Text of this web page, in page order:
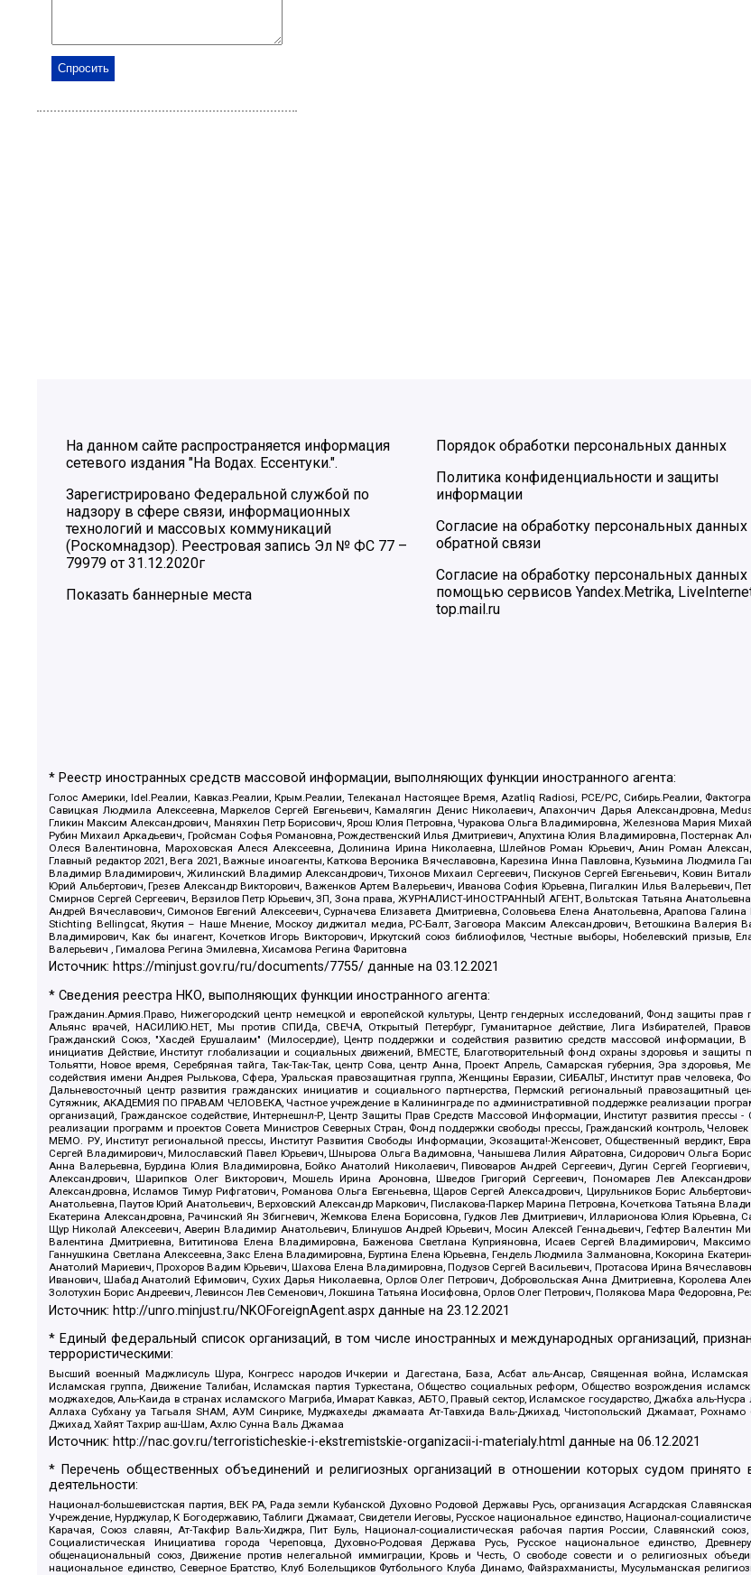
На данном сайте распространяется информация
сетевого издания "На Водах. Ессентуки.".
Зарегистрировано Федеральной службой по
надзору в сфере связи, информационных
технологий и массовых коммуникаций
(Роскомнадзор). Реестровая запись Эл № ФС 77 –
79979 от 31.12.2020г
Показать баннерные места
Порядок обработки персональных данных
Политика конфиденциальности и защиты
информации
Согласие на обработку персональных данных
обратной связи
Согласие на обработку персональных данных
помощью сервисов Yandex.Metrika,
top.mail.ru
* Реестр иностранных средств массовой информации, выполняющих функции иностранного агента:
Голос Америки, Idel.Реалии, Кавказ.Реалии, Крым.Реалии, Телеканал Настоящее Время, Azatliq Radiosi, PCE/PC, Сибирь.Реалии,
Савицкая Людмила Алексеевна, Маркелов Сергей Евгеньевич, Камалягин Денис Николаевич, Апахончич Дарья Александровна,
Гликин Максим Александрович, Маняхин Петр Борисович, Ярош Юлия Петровна, Чуракова Ольга Владимировна, Железнова Мария
Рубин Михаил Аркадьевич, Гройсман Софья Романовна, Рождественский Илья Дмитриевич, Апухтина Юлия Владимировна, Постернак
Олеся Валентиновна, Мароховская Алеся Алексеевна, Долинина Ирина Николаевна, Шлейнов Роман Юрьевич, Анин Роман
Главный редактор 2021, Вега 2021, Важные иноагенты, Каткова Вероника Вячеславовна, Карезина Инна Павловна, Кузьмина
Владимир Владимирович, Жилинский Владимир Александрович, Тихонов Михаил Сергеевич, Пискунов Сергей Евгеньевич, Ковин
Юрий Альбертович, Грезев Александр Викторович, Важенков Артем Валерьевич, Иванова София Юрьевна, Пигалкин Илья Валерьевич,
Смирнов Сергей Сергеевич, Верзилов Петр Юрьевич, ЗП, Зона права, ЖУРНАЛИСТ-ИНОСТРАННЫЙ АГЕНТ, Вольтская Татьяна
Андрей Вячеславович, Симонов Евгений Алексеевич, Сурначева Елизавета Дмитриевна, Соловьева Елена Анатольевна, Арапова
Stichting Bellingcat, Якутия – Наше Мнение, Москоу диджитал медиа, РС-Балт, Заговора Максим Александрович, Ветошкина Валерия
Владимирович, Как бы инагент, Кочетков Игорь Викторович, Иркутский союз библиофилов, Честные выборы, Нобелевский призыв,
Валерьевич , Гималова Регина Эмилевна, Хисамова Регина Фаритовна
Источник: https://minjust.gov.ru/ru/documents/7755/ данные на03.12.2021
* Сведения реестра НКО, выполняющих функции иностранного агента:
Гражданин.Армия.Право, Нижегородский центр немецкой и европейской культуры, Центр гендерных исследований, Фонд защиты
Альянс врачей, НАСИЛИЮ.НЕТ, Мы против СПИДа, СВЕЧА, Открытый Петербург, Гуманитарное действие, Лига Избирателей,
Гражданский Союз, "Хасдей Ерушалаим" (Милосердие), Центр поддержки и содействия развитию средств массовой информации,
инициатив Действие, Институт глобализации и социальных движений, ВМЕСТЕ, Благотворительный фонд охраны здоровья и
Тольятти, Новое время, Серебряная тайга, Так-Так-Так, центр Сова, центр Анна, Проект Апрель, Самарская губерния, Эра
содействия имени Андрея Рылькова, Сфера, Уральская правозащитная группа, Женщины Евразии, СИБАЛЬТ, Институт прав человека,
Дальневосточный центр развития гражданских инициатив и социального партнерства, Пермский региональный правозащитный
Сутяжник, АКАДЕМИЯ ПО ПРАВАМ ЧЕЛОВЕКА, Частное учреждение в Калининграде по административной поддержке реализации
организаций, Гражданское содействие, Интернешнл-Р, Центр Защиты Прав Средств Массовой Информации, Институт развития прессы
реализации программ и проектов Совета Министров Северных Стран, Фонд поддержки свободы прессы, Гражданский контроль,
МЕМО. РУ, Институт региональной прессы, Институт Развития Свободы Информации, Экозащита!-Женсовет, Общественный вердикт,
Сергей Владимирович, Милославский Павел Юрьевич, Шнырова Ольга Вадимовна, Чанышева Лилия Айратовна, Сидорович Ольга
Анна Валерьевна, Бурдина Юлия Владимировна, Бойко Анатолий Николаевич, Пивоваров Андрей Сергеевич, Дугин Сергей
Александрович, Шарипков Олег Викторович, Мошель Ирина Ароновна, Шведов Григорий Сергеевич, Пономарев Лев
Александровна, Исламов Тимур Рифгатович, Романова Ольга Евгеньевна, Щаров Сергей Алексадрович, Цирульников Борис
Анатольевна, Паутов Юрий Анатольевич, Верховский Александр Маркович, Пислакова-Паркер Марина Петровна, Кочеткова Татьяна
Екатерина Александровна, Рачинский Ян Збигневич, Жемкова Елена Борисовна, Гудков Лев Дмитриевич, Илларионова Юлия Юрьевна,
Щур Николай Алексеевич, Аверин Владимир Анатольевич, Блинушов Андрей Юрьевич, Мосин Алексей Геннадьевич, Гефтер Валентин
Валентина Дмитриевна, Вититинова Елена Владимировна, Баженова Светлана Куприяновна, Исаев Сергей Владимирович,
Ганнушкина Светлана Алексеевна, Закс Елена Владимировна, Буртина Елена Юрьевна, Гендель Людмила Залмановна, Кокорина
Анатолий Мариевич, Прохоров Вадим Юрьевич, Шахова Елена Владимировна, Подузов Сергей Васильевич, Протасова Ирина
Иванович, Шабад Анатолий Ефимович, Сухих Дарья Николаевна, Орлов Олег Петрович, Добровольская Анна Дмитриевна, Королева
Золотухин Борис Андреевич, Левинсон Лев Семенович, Локшина Татьяна Иосифовна, Орлов Олег Петрович, Полякова Мара Федоровна,
Источник: http://unro.minjust.ru/NKOForeignAgent.aspx данные на23.12.2021
* Единый федеральный список организаций, в том числе иностранных и международных организаций,
террористическими:
Высший военный Маджлисуль Шура, Конгресс народов Ичкерии и Дагестана, База, Асбат аль-Ансар, Священная война, Исламская
Исламская группа, Движение Талибан, Исламская партия Туркестана, Общество социальных реформ, Общество возрождения
моджахедов, Аль-Каида в странах исламского Магриба, Имарат Кавказ, АБТО, Правый сектор, Исламское государство, Джабха аль-
Аллаха Субхану уа Тагьаля SHAM, АУМ Синрике, Муджахеды джамаата Ат-Тавхида Валь-Джихад, Чистопольский Джамаат, Рохнамо
Джихад, Хайят Тахрир аш-Шам, Ахлю Сунна Валь Джамаа
Источник: http://nac.gov.ru/terroristicheskie-i-ekstremistskie-organizacii-i-materialy.html данные на06.12.2021
* Перечень общественных объединений и религиозных организаций в отношении которых судом
деятельности:
Национал-большевистская партия, ВЕК РА, Рада земли Кубанской Духовно Родовой Державы Русь, организация Асгардская
Учреждение, Нурджулар, К Богодержавию, Таблиги Джамаат, Свидетели Иеговы, Русское национальное единство, Национал-
Карачая, Союз славян, Ат-Такфир Валь-Хиджра, Пит Буль, Национал-социалистическая рабочая партия России, Славянский
Социалистическая Инициатива города Череповца, Духовно-Родовая Держава Русь, Русское национальное единство,
общенациональный союз, Движение против нелегальной иммиграции, Кровь и Честь, О свободе совести и о религиозных
национальное единство, Северное Братство, Клуб Болельщиков Футбольного Клуба Динамо, Файзрахманисты, Мусульманская